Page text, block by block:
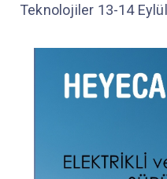
Teknolojiler 13-14